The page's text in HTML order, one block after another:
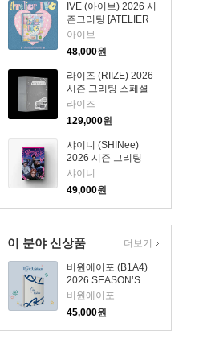
IVE (아이브) 2026 시
즌그리팅 [ATELIER
IVE]
아이브
48,000원
라이즈 (RIIZE) 2026
시즌 그리팅 스페셜
에디션
라이즈
129,000원
샤이니 (SHINee)
2026 시즌 그리팅
샤이니
49,000원
이 분야 신상품
비원에이포 (B1A4)
2026 SEASON’S
GREETINGS
비원에이포
45,000원
더보기